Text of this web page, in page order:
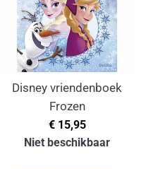
Disney vriendenboek
Frozen
Normale
prijs
€ 15,95
Niet beschikbaar